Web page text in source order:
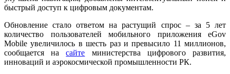
быстрый доступ к цифровым документам.
Обновление стало ответом на растущий спрос – за 5 лет
количество пользователей мобильного приложения eGov
Mobile увеличилось в шесть раз и превысило 11 миллионов,
сообщается насайте министерства цифрового развития,
инноваций и аэрокосмической промышленности РК.